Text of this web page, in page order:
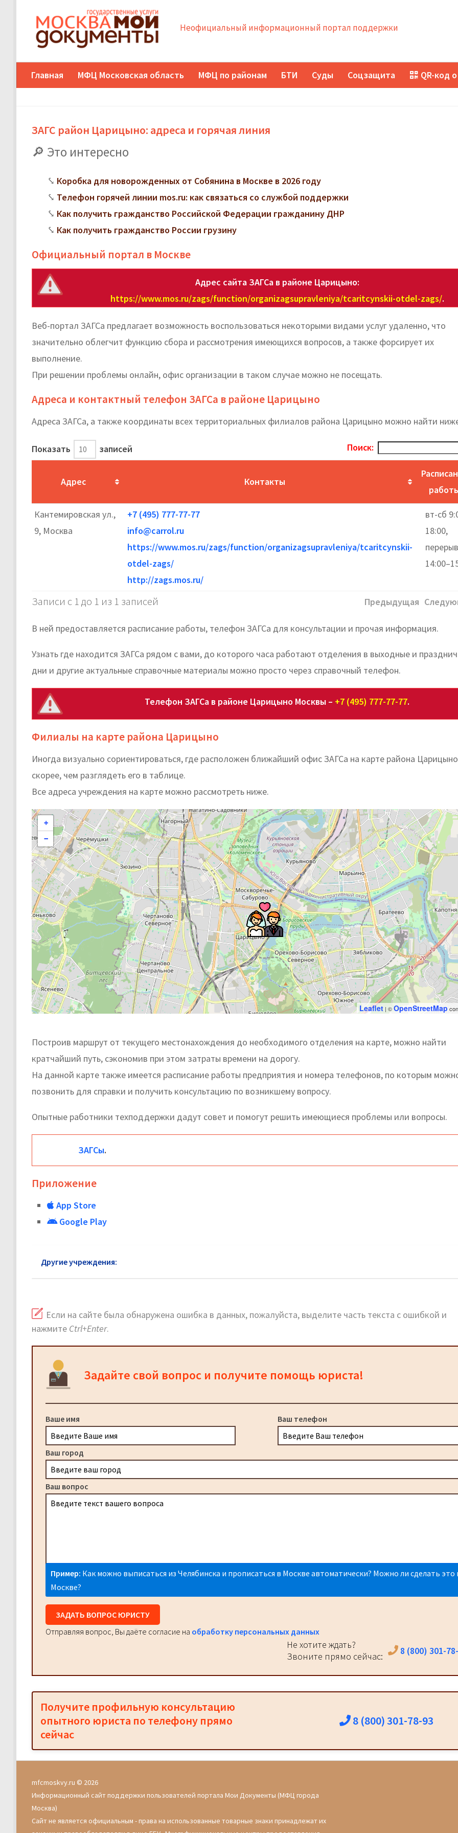
Неофициальный информационный портал поддержки
Главная МФЦ Московская область МФЦ по районам БТИ Суды Соцзащита QR-код
ЗАГС район Царицыно: адреса и горячая линия
Это интересно
Коробка для новорожденных от Собянина в Москве в 2026 году
Телефон горячей линии mos.ru: как связаться со службой поддержки
Как получить гражданство Российской Федерации гражданину ДНР
Как получить гражданство России грузину
Официальный портал в Москве
Адрес сайта ЗАГСа в районе Царицыно:
https://www.mos.ru/zags/function/organizagsupravleniya/tcaritcynskii-otdel-zags/.
Веб-портал ЗАГСа предлагает возможность воспользоваться некоторыми видами услуг удаленно, что
значительно облегчит функцию сбора и рассмотрения имеющихся вопросов, а также форсирует их
выполнение.
При решении проблемы онлайн, офис организации в таком случае можно не посещать.
Адреса и контактный телефон ЗАГСа в районе Царицыно
Адреса ЗАГСа, а также координаты всех территориальных филиалов района Царицыно можно найти
Показать записей Поиск:
Адрес Контакты
Кантемировская ул.,
9, Москва
+7 (495) 777-77-77
info@carrol.ru
https://www.mos.ru/zags/function/organizagsupravleniya/tcaritcynskii-
otdel-zags/
http://zags.mos.ru/
вт-сб
18:00,
перерыв
Записи с 1 до 1 из 1 записей Предыдущая
В ней предоставляется расписание работы, телефон ЗАГСа для консультации и прочая информация.
Узнать где находится ЗАГСа рядом с вами, до которого часа работают отделения в выходные и
дни и другие актуальные справочные материалы можно просто через справочный телефон.
Телефон ЗАГСа в районе Царицыно Москвы – +7 (495) 777-77-77.
Филиалы на карте района Царицыно
Иногда визуально сориентироваться, где расположен ближайший офис ЗАГСа на карте района Царицыно
скорее, чем разглядеть его в таблице.
Все адреса учреждения на карте можно рассмотреть ниже.
+
−
Leaflet | ©OpenStreetMap
Построив маршрут от текущего местонахождения до необходимого отделения на карте, можно найти
кратчайший путь, сэкономив при этом затраты времени на дорогу.
На данной карте также имеется расписание работы предприятия и номера телефонов, по которым
позвонить для справки и получить консультацию по возникшему вопросу.
Опытные работники техподдержки дадут совет и помогут решить имеющиеся проблемы или вопросы.
ЗАГСы.
Приложение
App Store
Google Play
Другие учреждения:
Если на сайте была обнаружена ошибка в данных, пожалуйста, выделите часть текста с ошибкой и
нажмите Ctrl+Enter.
Задайте свой вопрос и получите помощь юриста!
Ваше имя Ваш телефон
Ваш город
Ваш вопрос
Пример: Как можно выписаться из Челябинска и прописаться в Москве автоматически? Можно ли сделать это
Москве?
ЗАДАТЬ ВОПРОС ЮРИСТУ
Отправляя вопрос, Вы даёте согласие на обработку персональных данных
Не хотите ждать?
Звоните прямо сейчас:
8 (800) 301-
Получите профильную консультацию
опытного юриста по телефону прямо
сейчас
8 (800) 301-78-93
mfcmoskvy.ru © 2026
Информационный сайт поддержки пользователей портала Мои Документы (МФЦ города
Москва)
Сайт не является официальным - права на использованные товарные знаки принадлежат их